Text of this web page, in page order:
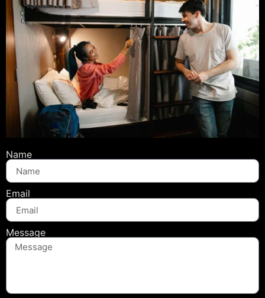
Name
Email
Message